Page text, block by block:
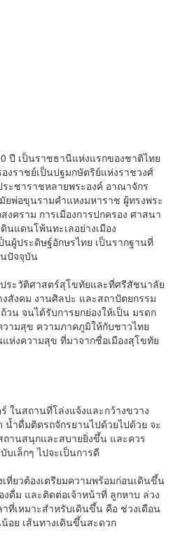
ปี เป็นราชธานีแห่งแรกของชาติไทย
ราชย์เป็นปฐมกษัตริย์แห่งราชวงศ์
ะชาราชหลายพระองค์ อาณาจักร
ยพ่อขุนรามคำแหงมหาราช ผู้ทรงพระ
คราม การเมืองการปกครอง ศาสนา
นแดนโพ้นทะเลอย่างเมือง
ผู้ประดิษฐ์อักษรไทย เป็นรากฐานที่
ปัจจุบัน
ระวัติศาสตร์สุโขทัยและที่ศรีสัชนาลัย
สังคม งานศิลปะ และสถาปัตยกรรม
น จนได้รับการยกย่องให้เป็น มรดก
วามสุข ความภาคภูมิให้กับชาวไทย
ห่งความสุข ที่มาจากชื่อเมืองสุโขทัย
ในสถานที่โล่งแจ้งและกว้างขวาง
ำดื่มติดรถจักรยานไปด้วยไปด้วย จะ
านสนุกและสบายยิ่งขึ้น และควร
เล็กๆ ไปจะเป็นการดี
ที่ยวต้องเตรียมความพร้อมก่อนเดินขึ้น
งดื่ม และติดต่อเจ้าหน้าที่ ลูกหาบ ล่วง
ที่เหมาะสำหรับเดินขึ้น คือ ช่วงเดือน
อย เส้นทางเดินขึ้นสะดวก